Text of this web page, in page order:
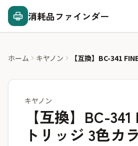
消耗品ファインダー
ホーム キヤノン 【互換】BC-341
キヤノン
【互換】BC-
トリッジ 3色カ